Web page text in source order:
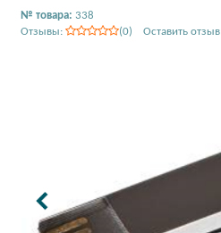
№ товара: 338
Отзывы:
(0) Оставить отзыв